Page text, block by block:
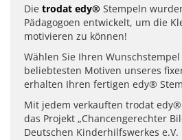
Die trodat edy® Stempeln
Pädagogoen entwickelt, um die
motivieren zu können!
Wählen Sie Ihren
beliebtesten Motiven unseres
erhalten Ihren fertigen edy®
Mit jedem verkauften trodat
das Projekt „Chancengerechter
Deutschen Kinderhilfswerkes e.V.